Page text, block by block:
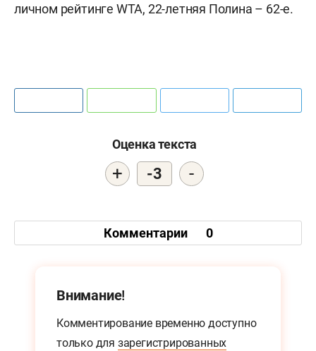
личном рейтинге WTA, 22-летняя Полина – 62-е.
Оценка текста
+ -3 -
Комментарии 0
Внимание!
Комментирование временно доступно
только для зарегистрированных